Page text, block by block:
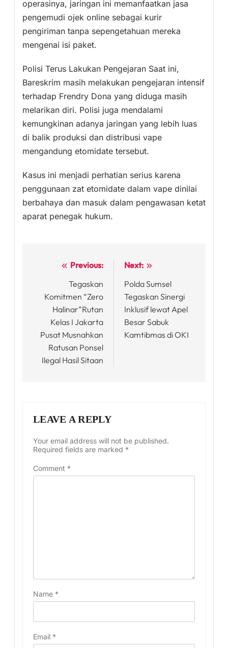
operasinya, jaringan ini memanfaatkan jasa
pengemudi ojek online sebagai kurir
pengiriman tanpa sepengetahuan mereka
mengenai isi paket.
Polisi Terus Lakukan Pengejaran Saat ini,
Bareskrim masih melakukan pengejaran intensif
terhadap Frendry Dona yang diduga masih
melarikan diri. Polisi juga mendalami
kemungkinan adanya jaringan yang lebih luas
di balik produksi dan distribusi vape
mengandung etomidate tersebut.
Kasus ini menjadi perhatian serius karena
penggunaan zat etomidate dalam vape dinilai
berbahaya dan masuk dalam pengawasan ketat
aparat penegak hukum.
navigation
Previous:
Tegaskan
Komitmen “Zero
Halinar”Rutan
Kelas I Jakarta
Pusat Musnahkan
Ratusan Ponsel
Ilegal Hasil Sitaan
Next:
Polda Sumsel
Tegaskan Sinergi
Inklusif lewat Apel
Besar Sabuk
Kamtibmas di OKI
LEAVE A REPLY
Your email address will not be published.
Required fields are marked *
Comment *
Name *
Email *